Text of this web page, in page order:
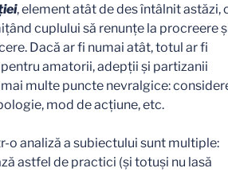
, element atât de des întâlnit astăzi,
cuplului să renunţe la procreere
Dacă ar fi numai atât, totul ar fi
amatorii, adepţii şi partizanii
multe puncte nevralgice:
mod de acţiune, etc.
o analiză a subiectului sunt multiple:
astfel de practici (şi totuşi nu lasă